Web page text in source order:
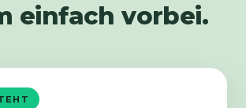
einfach vorbei.